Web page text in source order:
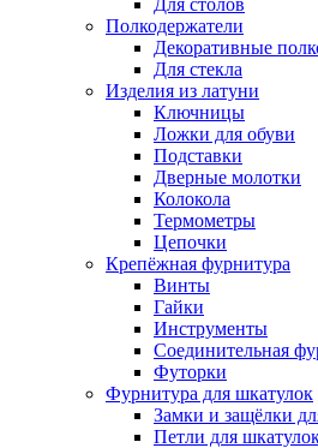
Полкодержатели
Декоративные
Для стекла
Изделия из латуни
Ключницы
Ложки для обуви
Подставки
Дверные молотки
Колокола
Термометры
Цепочки
Крепёжная фурнитура
Винты
Гайки
Инструменты
Соединительная
Футорки
Фурнитура для шкатулок
Замки и защёлки
Петли для